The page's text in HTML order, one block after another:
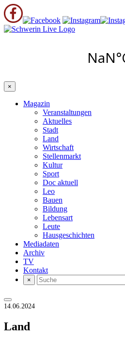
×
Magazin
Veranstaltungen
Aktuelles
Stadt
Land
Wirtschaft
Stellenmarkt
Kultur
Sport
Doc aktuell
Leo
Bauen
Bildung
Lebensart
Leute
Hausgeschichten
Mediadaten
Archiv
TV
Kontakt
×
14.06.2024
Land